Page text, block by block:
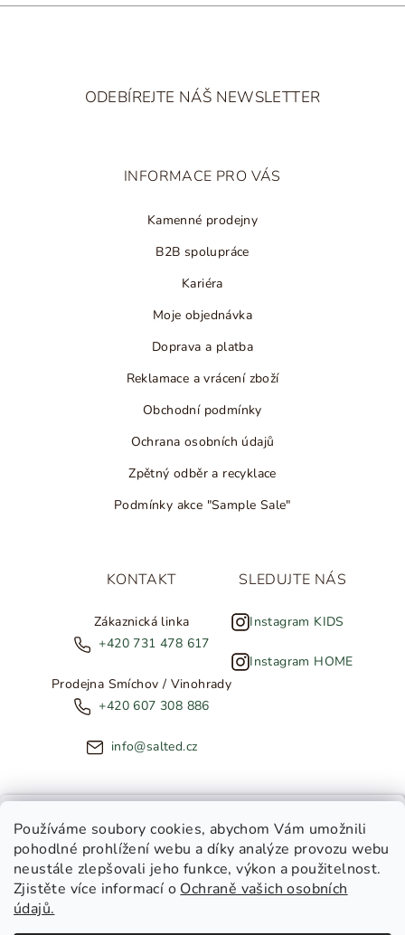
Používáme soubory cookies, abychom Vám umožnili
pohodlné prohlížení webu a díky analýze provozu webu
neustále zlepšovali jeho funkce, výkon a použitelnost.
Zjistěte více informací o Ochraně vašich osobních
údajů.
ODEBÍREJTE NÁŠ NEWSLETTER
INFORMACE PRO VÁS
Kamenné prodejny
B2B spolupráce
Kariéra
Moje objednávka
Doprava a platba
Reklamace a vrácení zboží
Obchodní podmínky
Ochrana osobních údajů
Zpětný odběr a recyklace
Podmínky akce "Sample Sale"
KONTAKT
Zákaznická linka
+420 731 478 617
Prodejna Smíchov / Vinohrady
+420 607 308 886
info@salted.cz
SLEDUJTE NÁS
Instagram KIDS
Instagram HOME
Copyright 2026SALTED. Všechna práva vyhrazena.Upravit
nastavení cookies
NOVINKY ZE SALTED
Toužíte dostávat novinky z